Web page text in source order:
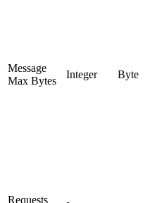
Message
Max Bytes
Integer Byte
Requests